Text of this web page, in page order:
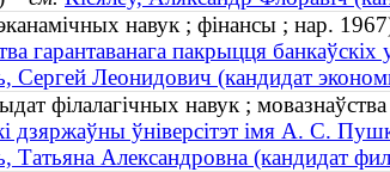
навук ; фінансы ; нар.
гарантаванага пакрыцця
Сергей Леонидович (кандидат
філалагічных навук ;
дзяржаўны ўніверсітэт імя А. С.
Татьяна Александровна (кандидат